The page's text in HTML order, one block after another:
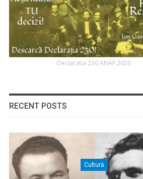
Declaratia 230 ANAF 2020
RECENT POSTS
Cultură